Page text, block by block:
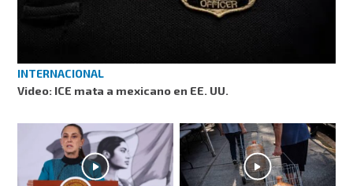
INTERNACIONAL
Video: ICE mata a mexicano en EE. UU.